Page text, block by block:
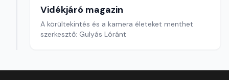
Vidékjáró magazin
A körültekintés és a kamera életeket menthet
szerkesztő: Gulyás Lóránt